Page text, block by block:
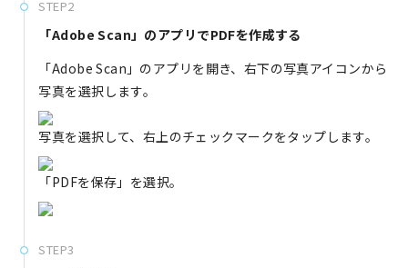
STEP2
「Adobe Scan」のアプリでPDFを作成する
「Adobe Scan」のアプリを開き、右下の写真アイコンから
写真を選択します。
写真を選択して、右上のチェックマークをタップします。
「PDFを保存」を選択。
STEP3